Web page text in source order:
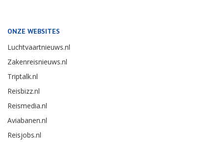
ONZE WEBSITES
Luchtvaartnieuws.nl
Zakenreisnieuws.nl
Triptalk.nl
Reisbizz.nl
Reismedia.nl
Aviabanen.nl
Reisjobs.nl